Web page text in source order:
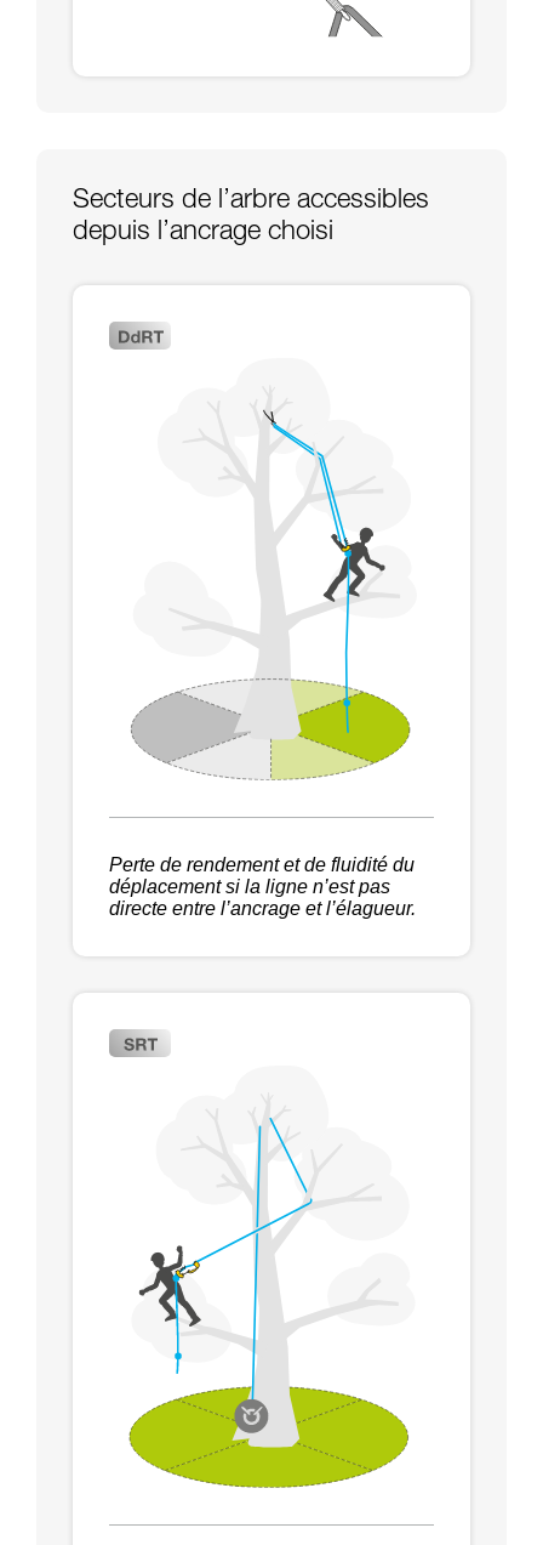
Secteurs de l’arbre accessibles
depuis l’ancrage choisi
Perte de rendement et de fluidité du
déplacement si la ligne n’est pas
directe entre l’ancrage et l’élagueur.